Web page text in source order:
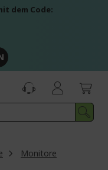
dem Code:
Monitore